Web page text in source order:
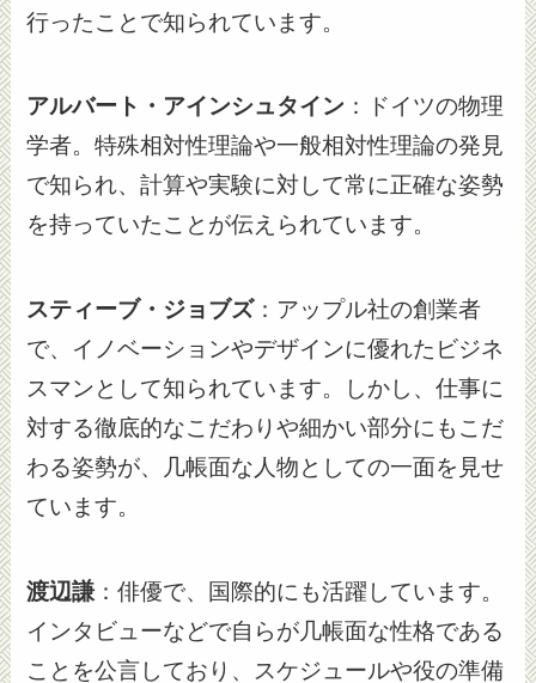
行ったことで知られています。
アルバート・アインシュタイン ：ドイツの物理
学者。特殊相対性理論や一般相対性理論の発見
で知られ、計算や実験に対して常に正確な姿勢
を持っていたことが伝えられています。
スティーブ・ジョブズ：アップル社の創業者
で、イノベーションやデザインに優れたビジネ
スマンとして知られています。しかし、仕事に
対する徹底的なこだわりや細かい部分にもこだ
わる姿勢が、几帳面な人物としての一面を見せ
ています。
渡辺謙：俳優で、国際的にも活躍しています。
インタビューなどで自らが几帳面な性格である
ことを公言しており、スケジュールや役の準備